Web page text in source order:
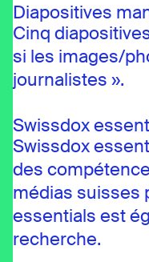
Diapositives
Cinq
si les images/
journalistes ».
Swissdox
Swissdox
des
médias suisses
essentials est
recherche.